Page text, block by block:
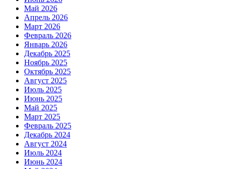
Май 2026
Апрель 2026
Март 2026
Февраль 2026
Январь 2026
Декабрь 2025
Ноябрь 2025
Октябрь 2025
Август 2025
Июль 2025
Июнь 2025
Май 2025
Март 2025
Февраль 2025
Декабрь 2024
Август 2024
Июль 2024
Июнь 2024